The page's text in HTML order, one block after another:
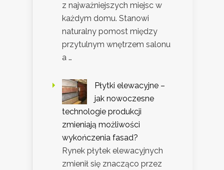
z najważniejszych miejsc w
każdym domu. Stanowi
naturalny pomost między
przytulnym wnętrzem salonu
a …
Płytki elewacyjne –
jak nowoczesne
technologie produkcji
zmieniają możliwości
wykończenia fasad?
Rynek płytek elewacyjnych
zmienił się znacząco przez